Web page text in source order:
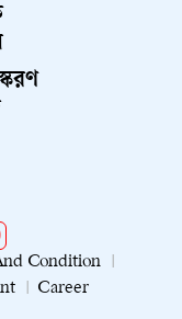
Condition
Career